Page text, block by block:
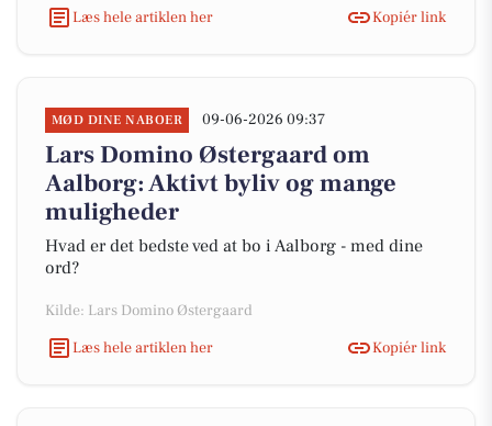
Læs hele artiklen her
Kopiér link
MØD DINE NABOER 09-06-2026 09:37
Lars Domino Østergaard om
Aalborg: Aktivt byliv og mange
muligheder
Hvad er det bedste ved at bo i Aalborg - med dine
ord?
Kilde: Lars Domino Østergaard
Læs hele artiklen her
Kopiér link